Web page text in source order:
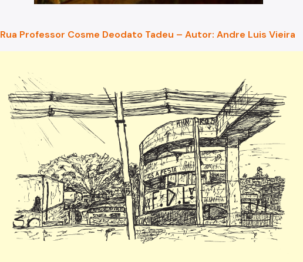
Rua Professor Cosme Deodato Tadeu – Autor: Andre Luis Vieira